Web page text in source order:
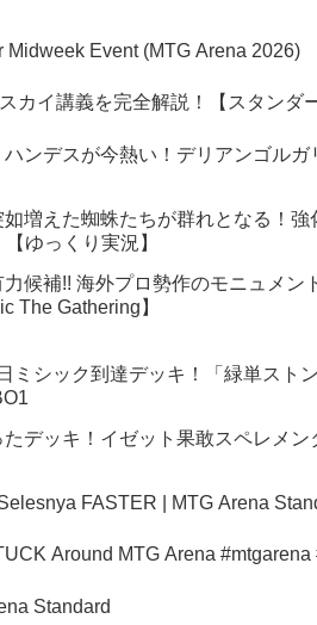
Event (MTG Arena 2026)
カイ講義を完全解説！【スタンダ
ンデスが今熱い！デリアンゴルガ
如増えた蜘蛛たちが群れとなる！
ゆっくり実況】
候補!! 海外プロ勢作のモニュメン
The Gathering】
ミシック到達デッキ！「緑単ストン
デッキ！イゼット果敢スペレメン
FASTER | MTG Arena
Deck Why It’s STUCK Around MTG Arena
Standard